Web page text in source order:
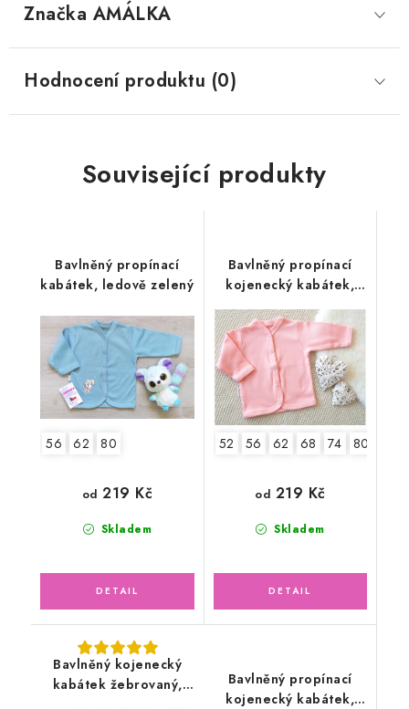
Značka AMÁLKA
Hodnocení produktu (0)
Související produkty
Bavlněný propínací
kabátek, ledově zelený
56 62 80
Skladem
od 219 Kč
Bavlněný propínací
kojenecký kabátek,
světle lososový
52 56 62 68 74 80
Skladem
od 219 Kč
Bavlněný kojenecký
kabátek žebrovaný,
Bavlněný propínací
kojenecký kabátek,